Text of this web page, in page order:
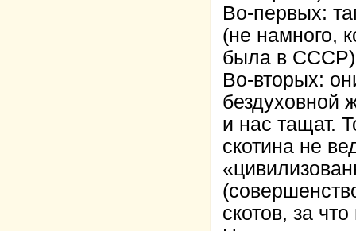
Во-первых:
(не намного,
была в
Во-вторых:
бездуховной
и нас тащат.
скотина не
скотов, за